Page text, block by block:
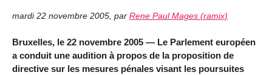
mardi 22 novembre 2005 par Rene Paul Mages (ramix)
Bruxelles, le 22 novembre 2005 — Le Parlement européen
a conduit une audition à propos de la proposition de
directive sur les mesures pénales visant les poursuites